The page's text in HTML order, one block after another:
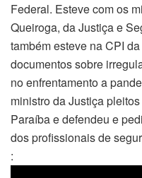
Federal. Esteve com os
Queiroga, da Justiça e
também esteve na CPI
documentos sobre
no enfrentamento a
ministro da Justiça
Paraíba e defendeu e
dos profissionais de
: